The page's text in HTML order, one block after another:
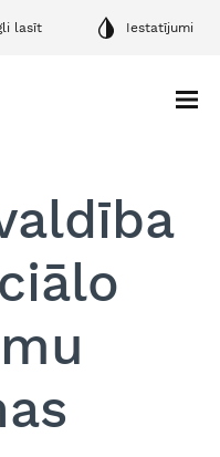
lasīt Iestatījumi